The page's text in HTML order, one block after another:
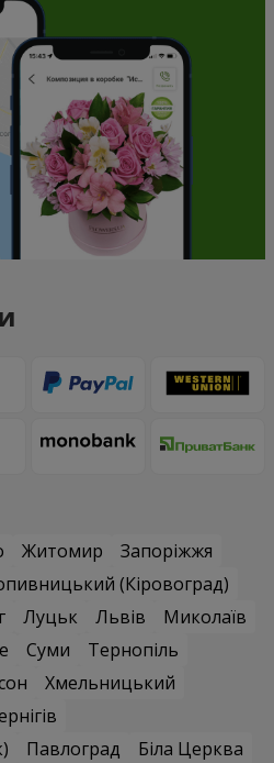
Житомир
Запоріжжя
(Кіровоград)
Луцьк Львів
Миколаїв
Суми
Тернопіль
Хмельницький
Павлоград
Біла Церква